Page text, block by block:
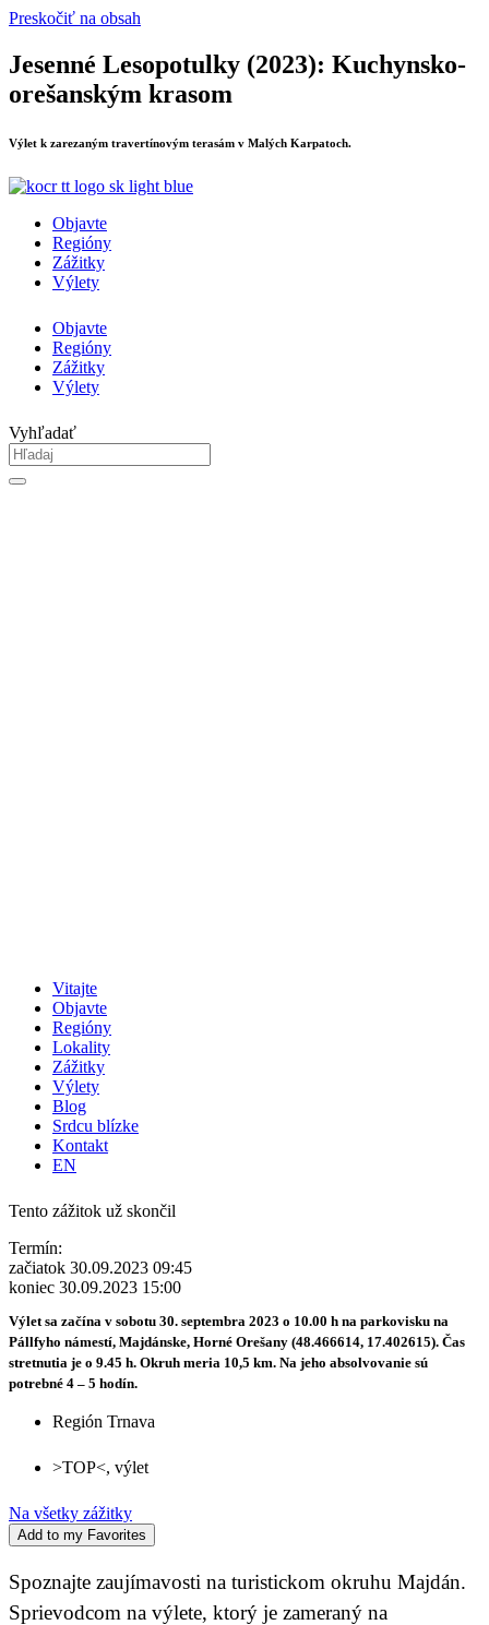
Preskočiť na obsah
Jesenné Lesopotulky (2023): Kuchynsko-
orešanským krasom
Výlet k zarezaným travertínovým terasám v Malých Karpatoch.
Objavte
Regióny
Zážitky
Výlety
Objavte
Regióny
Zážitky
Výlety
Vyhľadať
Vitajte
Objavte
Regióny
Lokality
Zážitky
Výlety
Blog
Srdcu blízke
Kontakt
EN
Tento zážitok už skončil
Termín:
začiatok 30.09.2023 09:45
koniec 30.09.2023 15:00
Výlet sa začína v sobotu 30. septembra 2023 o 10.00 h na parkovisku na
Pállfyho námestí, Majdánske, Horné Orešany (48.466614, 17.402615). Čas
stretnutia je o 9.45 h. Okruh meria 10,5 km. Na jeho absolvovanie sú
potrebné 4 – 5 hodín.
Región Trnava
>TOP<, výlet
Na všetky zážitky
Add to my Favorites
Spoznajte zaujímavosti na turistickom okruhu Majdán.
Sprievodcom na výlete, ktorý je zameraný na